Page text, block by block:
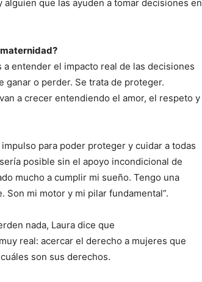
que las ayuden a tomar decisiones en
entender el impacto real de las decisiones
ganar o perder. Se trata de proteger.
a crecer entendiendo el amor, el respeto y
para poder proteger y cuidar a todas
posible sin el apoyo incondicional de
mucho a cumplir mi sueño. Tengo una
mi motor y mi pilar fundamental”.
nada, Laura dice que
real: acercar el derecho a mujeres que
son sus derechos.